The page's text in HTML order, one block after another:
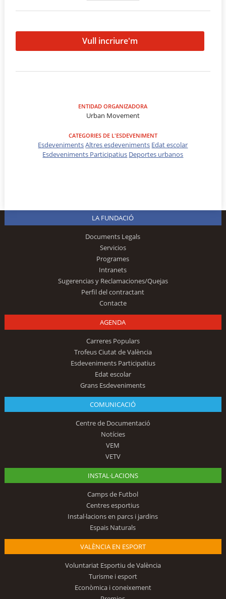
Vull incriure'm
ENTIDAD ORGANIZADORA
Urban Movement
CATEGORIES DE L'ESDEVENIMENT
EsdevenimentsAltres esdeveniments Edat escolar
Esdeveniments Participatius Deportes urbanos
LA FUNDACIÓ
Documents Legals
Servicios
Programes
Intranets
Sugerencias y Reclamaciones/Quejas
Perfil del contractant
Contacte
AGENDA
Carreres Populars
Trofeus Ciutat de València
Esdeveniments Participatius
Edat escolar
Grans Esdeveniments
COMUNICACIÓ
Centre de Documentació
Notícies
VEM
VETV
INSTAL·LACIONS
Camps de Futbol
Centres esportius
Instal·lacions en parcs i jardins
Espais Naturals
VALÈNCIA EN ESPORT
Voluntariat Esportiu de València
Turisme i esport
Econòmica i coneixement